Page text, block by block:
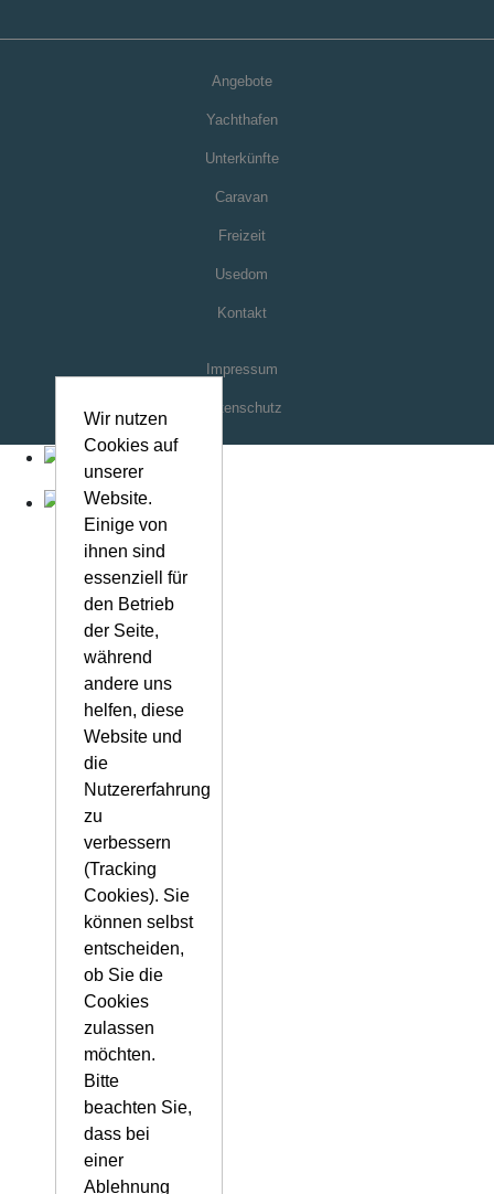
Freizeit
Impressum
Datenschutz
Wir nutzen
Cookies auf
unserer
Website.
Einige von
ihnen sind
essenziell für
den Betrieb
der Seite,
während
andere uns
helfen, diese
Website und
die
Nutzererfahrung
zu
verbessern
(Tracking
Cookies). Sie
können selbst
entscheiden,
ob Sie die
Cookies
zulassen
möchten.
Bitte
beachten Sie,
dass bei
einer
Ablehnung